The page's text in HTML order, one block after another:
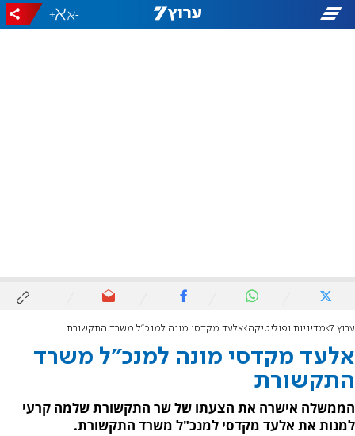
-
+
ערוץ 7 מדיניות ופוליטיקה אלעד מקדסי מונה למנכ"ל משרד התקשורת
אלעד מקדסי מונה למנכ"ל משרד
התקשורת
הממשלה אישרה את הצעתו של שר התקשורת שלמה קרעי
למנות את אלעד מקדסי למנכ"ל משרד התקשורת.